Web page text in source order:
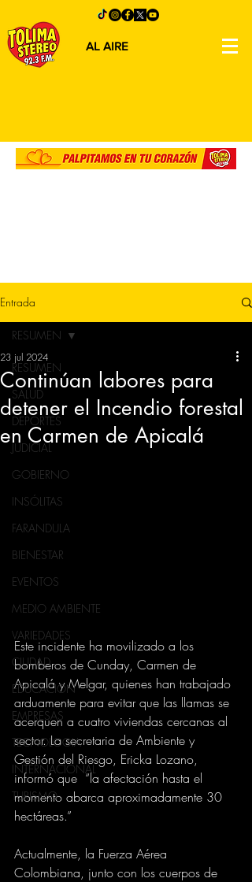
AL AIRE
Entrada
RESUMEN
SALUD
DEPORTES
JUDICIAL
GOBIERNO
INSÓLITAS
FARANDULA
BIENESTAR
EVENTOS
MEDIO AMBIENTE
VARIEDADES
CIUDAD
EDUCACION
EMPRESAS
TECNOLOGIA
INTERNACIONAL
TURISMO
RESUMEN
Continúan labores para
detener el Incendio forestal
en Carmen de Apicalá
23 jul 2024
Este incidente ha movilizado a los
bomberos de Cunday, Carmen de
Apicalá y Melgar, quienes han trabajado
arduamente para evitar que las llamas se
acerquen a cuatro viviendas cercanas al
sector. La secretaria de Ambiente y
Gestión del Riesgo, Ericka Lozano,
informó que  “la afectación hasta el
momento abarca aproximadamente 30
hectáreas.”
Actualmente, la Fuerza Aérea
Colombiana, junto con los cuerpos de